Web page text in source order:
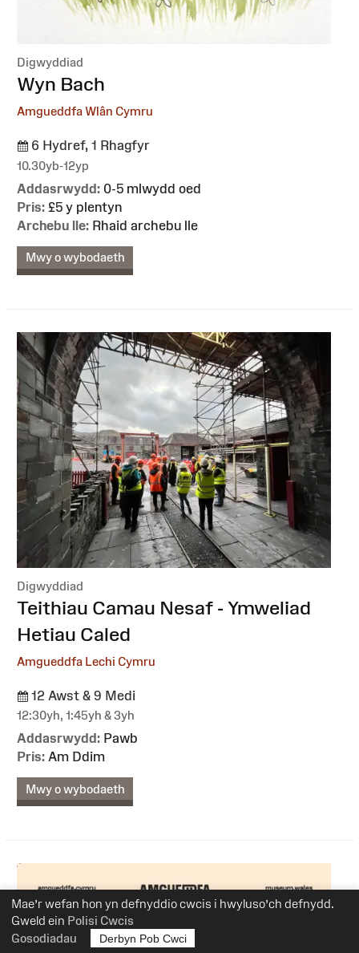
Mae’r wefan hon yn defnyddio cwcis i hwyluso’ch defnydd.
Gweld ein Polisi Cwcis
Gosodiadau
Derbyn Pob Cwci
Digwyddiad
:Wyn Bach
Amgueddfa Wlân Cymru
6 Hydref, 1 Rhagfyr
10.30yb-12yp
Addasrwydd: 0-5 mlwydd oed
Pris: £5 y plentyn
Archebu lle: Rhaid archebu lle
Mwy o wybodaeth
Digwyddiad
:
Teithiau Camau Nesaf - Ymweliad
Hetiau Caled
Amgueddfa Lechi Cymru
12 Awst & 9 Medi
12:30yh, 1:45yh & 3yh
Addasrwydd: Pawb
Pris: Am Ddim
Mwy o wybodaeth